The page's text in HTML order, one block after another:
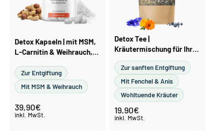
Detox Kapseln | mit MSM,
L-Carnitin & Weihrauch,
Zur Entgiftung
Mit MSM & Weihrauch
Normaler
Preis
39,90€
inkl. MwSt.
Detox Tee |
Kräutermischung für Ihr
Wohlbefinden, 100 g
Zur sanften Entgiftung
Mit Fenchel & Anis
Wohltuende Kräuter
Normaler
Preis
19,90€
inkl. MwSt.